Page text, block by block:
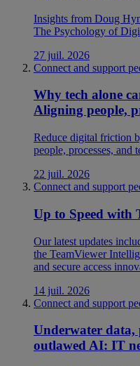
Insights from Doug
The Psychology of
27 juil. 2026
Connect and support
Why tech alone
Aligning people,
Reduce digital friction
people, processes, and
22 juil. 2026
Connect and support
Up to Speed with
Our latest updates
the TeamViewer
and secure access
14 juil. 2026
Connect and support
Underwater data,
outlawed AI: IT